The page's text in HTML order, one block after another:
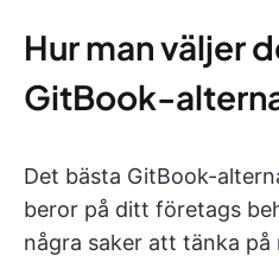
Hur man väljer
GitBook-
Det bästa GitBook-
beror på ditt företags
några saker att tänka på